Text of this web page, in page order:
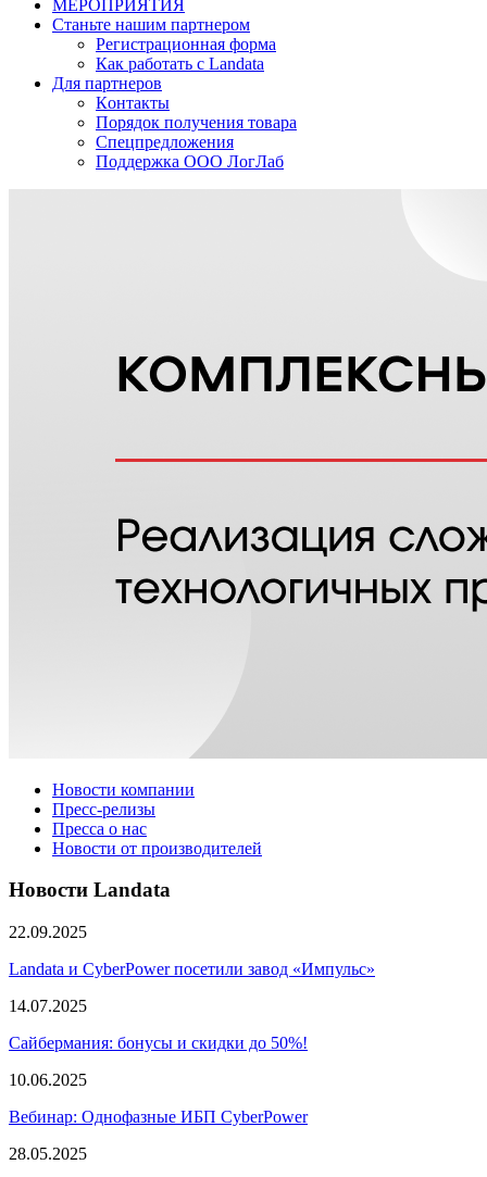
МЕРОПРИЯТИЯ
Станьте нашим партнером
Регистрационная форма
Как работать с Landata
Для партнеров
Кoнтaкты
Порядок получения товара
Спецпредложения
Поддержка ООО ЛогЛаб
Новости компании
Пресс-релизы
Пресса о нас
Новости от производителей
Новости Landata
22.09.2025
Landata и CyberPower посетили завод «Импульс»
14.07.2025
Сайбермания: бонусы и скидки до 50%!
10.06.2025
Вебинар: Однофазные ИБП CyberPower
28.05.2025